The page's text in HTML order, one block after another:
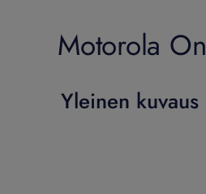
Motorola
Yleinen kuvaus